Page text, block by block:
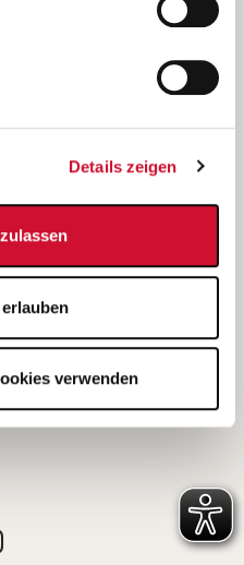
Details zeigen
verwenden